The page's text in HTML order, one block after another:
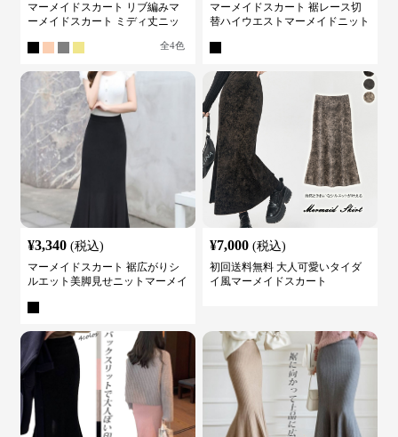
マーメイドスカート リブ編みマ
ーメイドスカート ミディ丈ニッ
全4色
マーメイドスカート 裾レース切
替ハイウエストマーメイドニット
¥3,340 (税込)
マーメイドスカート 裾広がりシ
ルエット美脚見せニットマーメイ
¥7,000 (税込)
初回送料無料 大人可愛いタイダ
イ風マーメイドスカート